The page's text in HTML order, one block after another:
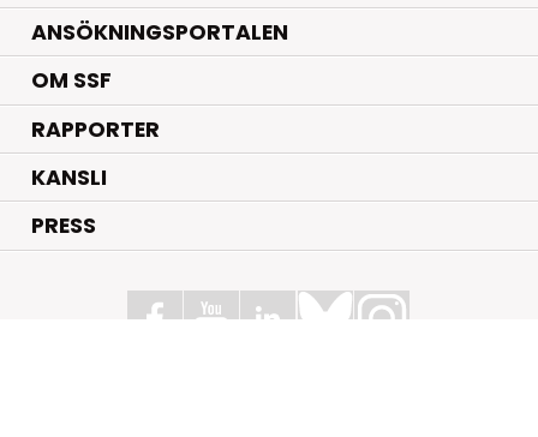
ANSÖKNINGSPORTALEN
OM SSF
RAPPORTER
KANSLI
PRESS